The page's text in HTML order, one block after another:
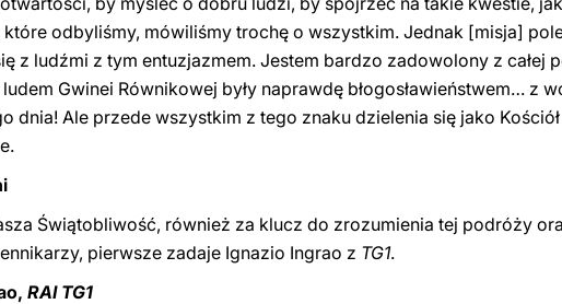
odbyliśmy, mówiliśmy trochę o wszystkim. Jednak [misja]
z ludźmi z tym entuzjazmem. Jestem bardzo zadowolony z całej
Gwinei Równikowej były naprawdę błogosławieństwem… z
dnia! Ale przede wszystkim z tego znaku dzielenia się jako
Świątobliwość, również za klucz do zrozumienia tej podróży
pierwsze zadaje Ignazio Ingrao z TG1.
RAI TG1